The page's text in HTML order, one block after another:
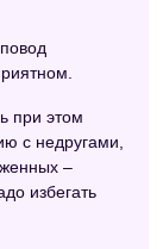
при этом
с недругами,
–
избегать